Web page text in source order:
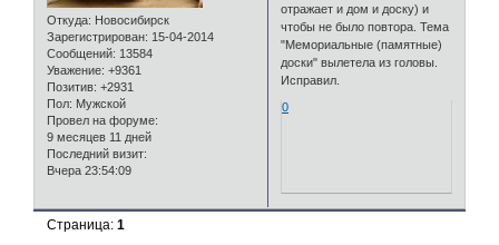
Откуда: Новосибирск
Зарегистрирован: 15-04-2014
Сообщений: 13584
Уважение: +9361
Позитив: +2931
Пол: Мужской
Провел на форуме:
9 месяцев 11 дней
Последний визит:
Вчера 23:54:09
отражает и дом и доску) и
чтобы не было повтора. Тема
"Мемориальные (памятные)
доски" вылетела из головы.
Исправил.
0
Страница:1